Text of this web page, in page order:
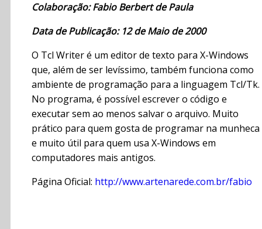
Colaboração: Fabio Berbert de Paula
Data de Publicação: 12 de Maio de 2000
O Tcl Writer é um editor de texto para X-Windows
que, além de ser levíssimo, também funciona como
ambiente de programação para a linguagem Tcl/Tk.
No programa, é possível escrever o código e
executar sem ao menos salvar o arquivo. Muito
prático para quem gosta de programar na munheca
e muito útil para quem usa X-Windows em
computadores mais antigos.
Página Oficial: http://www.artenarede.com.br/fabio